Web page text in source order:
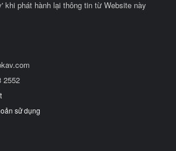
khi phát hành lại thông tin từ Website này
2552
sử dụng